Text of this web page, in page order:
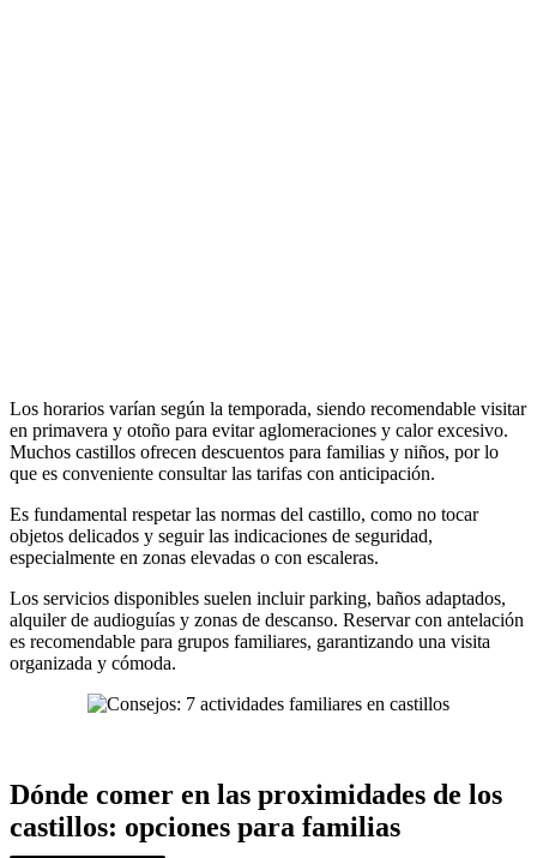
Los horarios varían según la temporada, siendo recomendable visitar
en primavera y otoño para evitar aglomeraciones y calor excesivo.
Muchos castillos ofrecen descuentos para familias y niños, por lo
que es conveniente consultar las tarifas con anticipación.
Es fundamental respetar las normas del castillo, como no tocar
objetos delicados y seguir las indicaciones de seguridad,
especialmente en zonas elevadas o con escaleras.
Los servicios disponibles suelen incluir parking, baños adaptados,
alquiler de audioguías y zonas de descanso. Reservar con antelación
es recomendable para grupos familiares, garantizando una visita
organizada y cómoda.
Dónde comer en las proximidades de los
castillos: opciones para familias